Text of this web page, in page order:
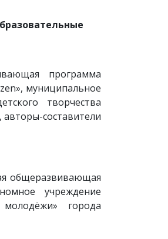
программа
муниципальное
творчества
составители
общеразвивающая
учреждение
города